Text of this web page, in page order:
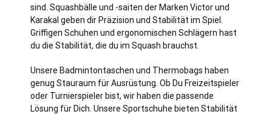
sind. Squashbälle und -saiten der Marken Victor und
Karakal geben dir Präzision und Stabilität im Spiel.
Griffigen Schuhen und ergonomischen Schlägern hast
du die Stabilität, die du im Squash brauchst.
Unsere Badmintontaschen und Thermobags haben
genug Stauraum für Ausrüstung. Ob Du Freizeitspieler
oder Turnierspieler bist, wir haben die passende
Lösung für Dich. Unsere Sportschuhe bieten Stabilität